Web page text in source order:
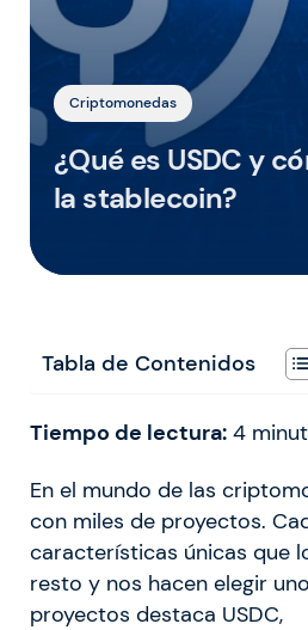
Criptomonedas
¿Qué es USDC y
la stablecoin?
Tabla de Contenidos
Tiempo de lectura: 4
En el mundo de las
con miles de proyectos.
características únicas que
resto y nos hacen elegir
proyectos destaca USDC,